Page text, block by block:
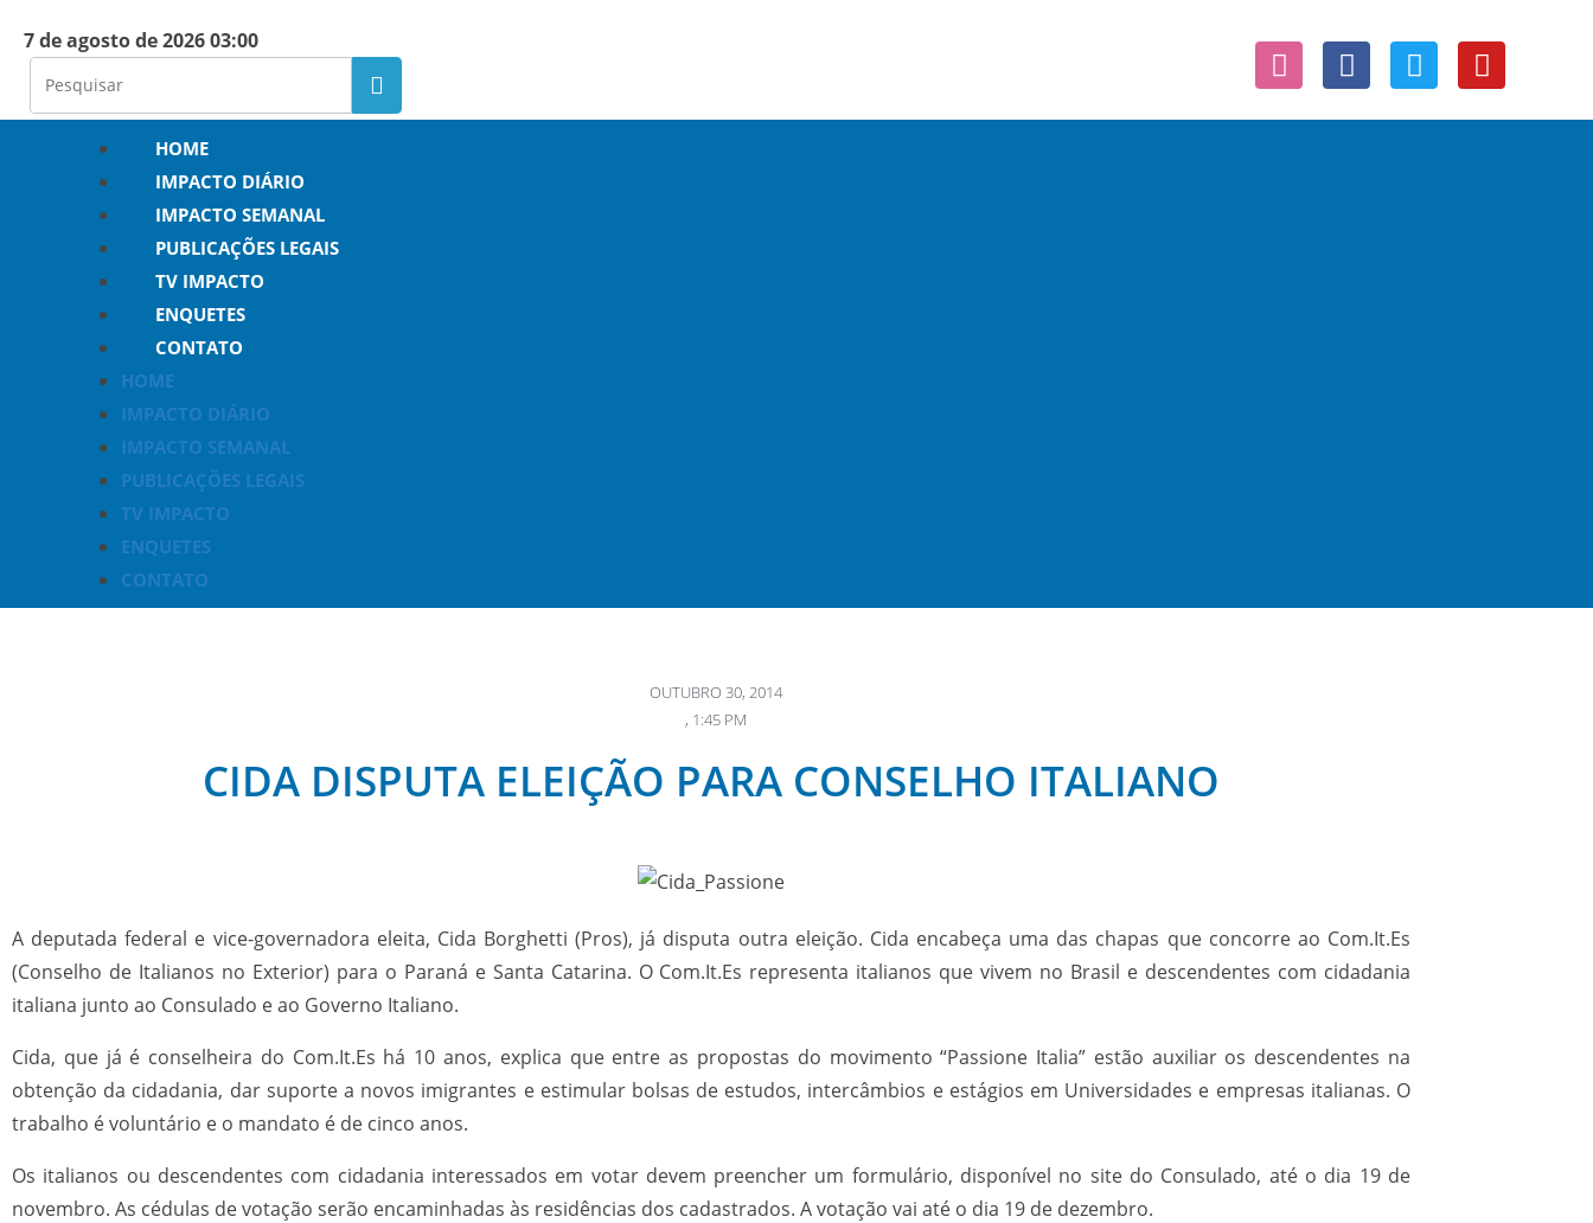
7 de agosto de 2026 03:00
HOME
IMPACTO DIÁRIO
IMPACTO SEMANAL
PUBLICAÇÕES LEGAIS
TV IMPACTO
ENQUETES
CONTATO
HOME
IMPACTO DIÁRIO
IMPACTO SEMANAL
PUBLICAÇÕES LEGAIS
TV IMPACTO
ENQUETES
CONTATO
OUTUBRO 30, 2014
, 1:45 PM
CIDA DISPUTA ELEIÇÃO PARA CONSELHO ITALIANO
A deputada federal e vice-governadora eleita, Cida Borghetti (Pros), já disputa outra eleição. Cida encabeça uma das chapas que concorre ao Com.It.Es
(Conselho de Italianos no Exterior) para o Paraná e Santa Catarina. O Com.It.Es representa italianos que vivem no Brasil e descendentes com cidadania
italiana junto ao Consulado e ao Governo Italiano.
Cida, que já é conselheira do Com.It.Es há 10 anos, explica que entre as propostas do movimento “Passione Italia” estão auxiliar os descendentes na
obtenção da cidadania, dar suporte a novos imigrantes e estimular bolsas de estudos, intercâmbios e estágios em Universidades e empresas italianas. O
trabalho é voluntário e o mandato é de cinco anos.
Os italianos ou descendentes com cidadania interessados em votar devem preencher um formulário, disponível no site do Consulado, até o dia 19 de
novembro. As cédulas de votação serão encaminhadas às residências dos cadastrados. A votação vai até o dia 19 de dezembro.